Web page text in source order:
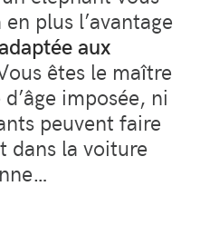
plus l’avantage
aux
êtes le maître
imposée, ni
peuvent faire
dans la voiture